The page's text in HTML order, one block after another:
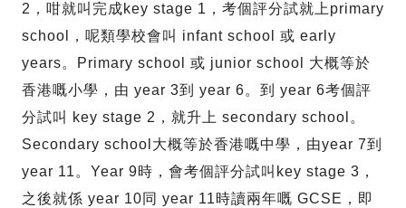
2，咁就叫完成key stage 1，考個評分試就上primary
school，呢類學校會叫 infant school 或 early
years。Primary school 或 junior school 大概等於
香港嘅小學，由 year 3到 year 6。到 year 6考個評
分試叫 key stage 2，就升上 secondary school。
Secondary school大概等於香港嘅中學，由year 7到
year 11。Year 9時，會考個評分試叫key stage 3，
之後就係 year 10同 year 11時讀兩年嘅 GCSE，即